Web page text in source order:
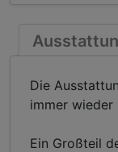
Die
immer
Ein Großteil